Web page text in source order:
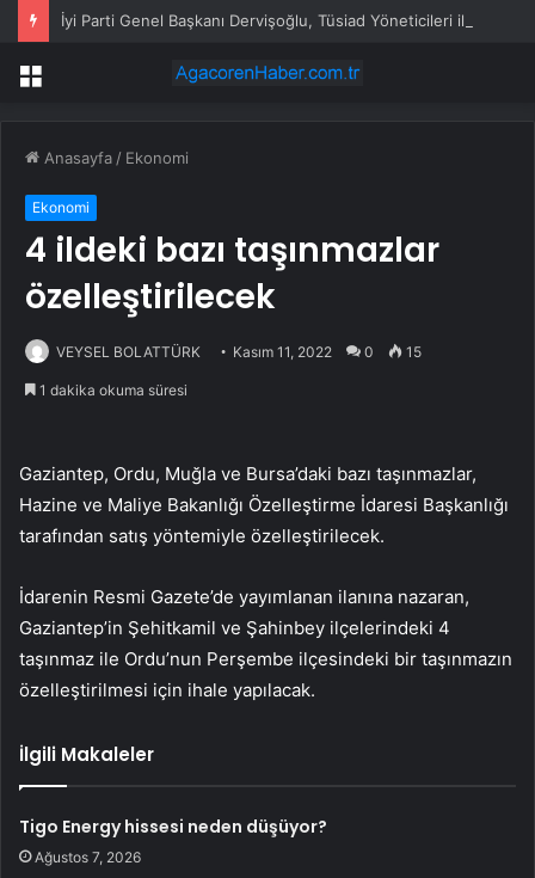
Menü
Anasayfa / Ekonomi
Ekonomi
4 ildeki bazı taşınmazlar
özelleştirilecek
VEYSEL BOLATTÜRK Kasım 11, 2022 0 15
1 dakika okuma süresi
Gaziantep, Ordu, Muğla ve Bursa’daki bazı taşınmazlar,
Hazine ve Maliye Bakanlığı Özelleştirme İdaresi Başkanlığı
tarafından satış yöntemiyle özelleştirilecek.
İdarenin Resmi Gazete’de yayımlanan ilanına nazaran,
Gaziantep’in Şehitkamil ve Şahinbey ilçelerindeki 4
taşınmaz ile Ordu’nun Perşembe ilçesindeki bir taşınmazın
özelleştirilmesi için ihale yapılacak.
İlgili Makaleler
Tigo Energy hissesi neden düşüyor?
Ağustos 7, 2026